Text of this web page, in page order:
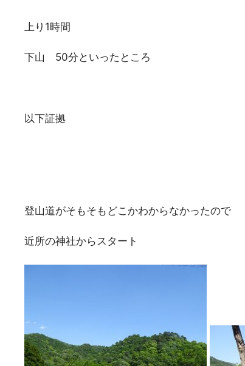
上り1時間
下山 50分といったところ
以下証拠
登山道がそもそもどこかわからなかったので
近所の神社からスタート